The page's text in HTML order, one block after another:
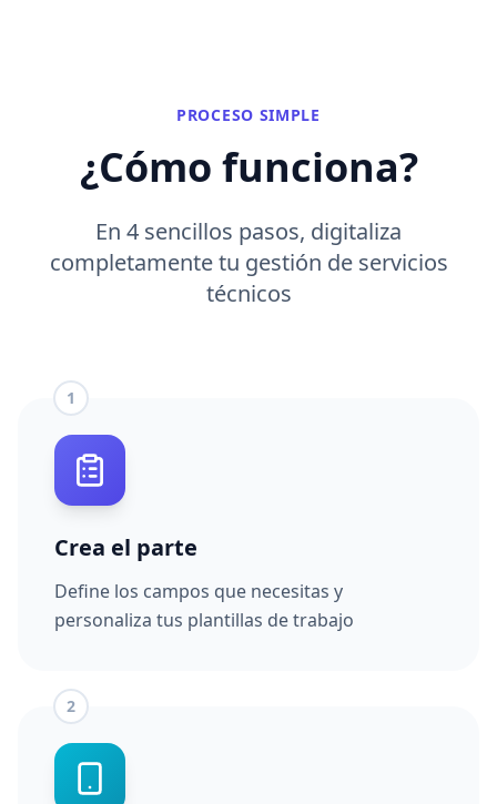
PROCESO SIMPLE
¿Cómo funciona?
En 4 sencillos pasos, digitaliza
completamente tu gestión de servicios
técnicos
1
Crea el parte
Define los campos que necesitas y
personaliza tus plantillas de trabajo
2